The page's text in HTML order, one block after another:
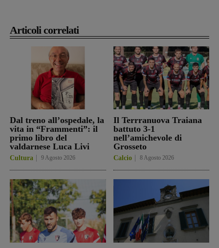
Articoli correlati
Dal treno all’ospedale, la
vita in “Frammenti”: il
primo libro del
valdarnese Luca Livi
Cultura 9 Agosto 2026
Il Terrranuova Traiana
battuto 3-1
nell’amichevole di
Grosseto
Calcio 8 Agosto 2026